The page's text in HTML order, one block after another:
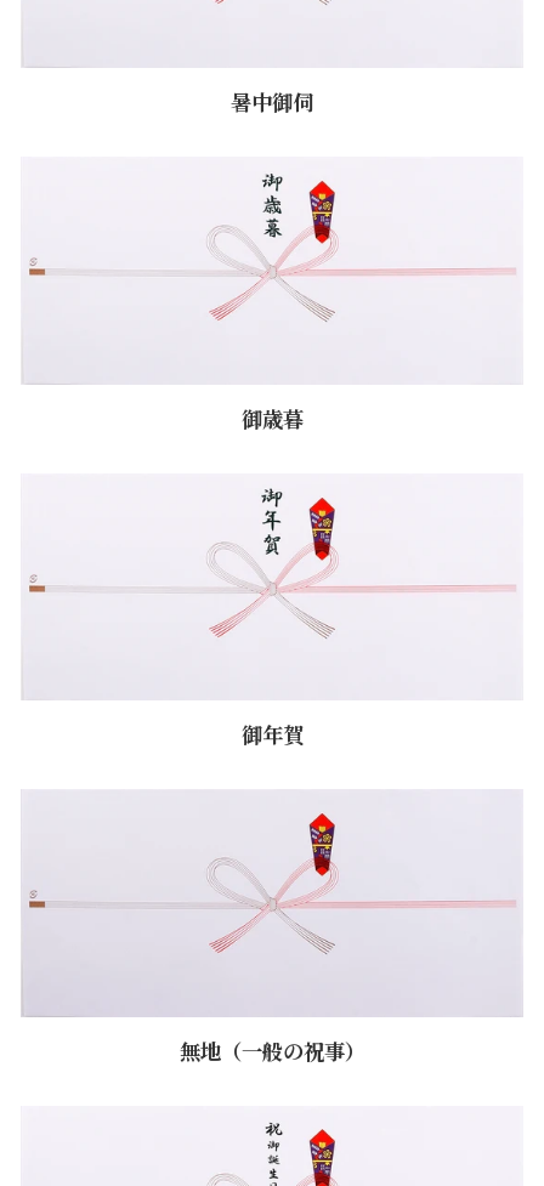
暑中御伺
御歳暮
御年賀
無地（一般の祝事）